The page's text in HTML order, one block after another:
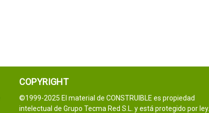
COPYRIGHT
©1999-2025 El material de CONSTRUIBLE es propiedad
intelectual de Grupo Tecma Red S.L. y está protegido por ley.